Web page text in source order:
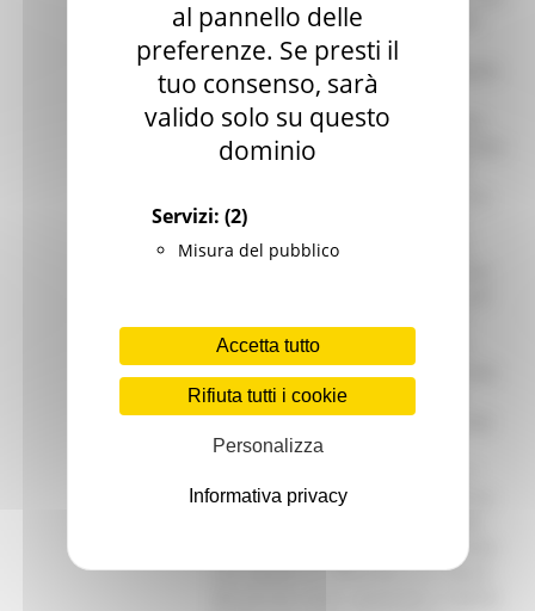
al pannello delle
preferenze. Se presti il
tuo consenso, sarà
valido solo su questo
dominio
Servizi: (2)
Misura del pubblico
Accetta tutto
Rifiuta tutti i cookie
Personalizza
Informativa privacy